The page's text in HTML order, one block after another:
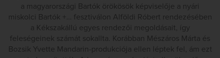
a magyarországi Bartók örökösök képviselője a nyári
miskolci Bartók +… fesztiválon Alföldi Róbert rendezésében
a Kékszakállú egyes rendezői megoldásait, így
feleségeinek számát sokallta. Korábban Mészáros Márta és
Bozsik Yvette Mandarin-produkciója ellen léptek fel, ám ezt